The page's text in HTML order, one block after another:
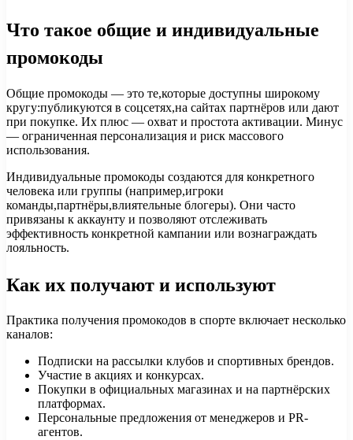
Что такое общие и индивидуальные
промокоды
Общие промокоды — это те,которые доступны широкому
кругу:публикуются в соцсетях,на сайтах партнёров или дают
при покупке. Их плюс — охват и простота активации. Минус
— ограниченная персонализация и риск массового
использования.
Индивидуальные промокоды создаются для конкретного
человека или группы (например,игроки
команды,партнёры,влиятельные блогеры). Они часто
привязаны к аккаунту и позволяют отслеживать
эффективность конкретной кампании или вознаграждать
лояльность.
Как их получают и используют
Практика получения промокодов в спорте включает несколько
каналов:
Подписки на рассылки клубов и спортивных брендов.
Участие в акциях и конкурсах.
Покупки в официальных магазинах и на партнёрских
платформах.
Персональные предложения от менеджеров и PR-
агентов.